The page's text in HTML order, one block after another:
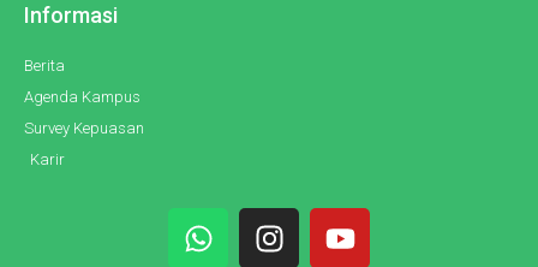
Informasi
Berita
Agenda Kampus
Survey Kepuasan
Karir
W
h
I
n
Y
o